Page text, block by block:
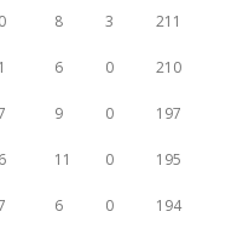
8 3 211
6 0 210
9 0 197
11 0 195
6 0 194